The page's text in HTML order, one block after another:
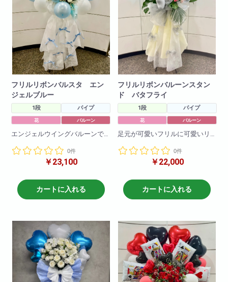
フリルリボンバルスタ エン
ジェルブルー
1段 パイプ
花 バルーン
エンジェルウイングバルーンで
足元が可愛いフリルに可愛いリ
ボンがついた商品です。
色の変更も可能です!
H190
0件
￥23,100
カートに入れる
フリルリボンバルーンスタン
ド バタフライ
1段 パイプ
花 バルーン
足元が可愛いフリルに可愛いリ
フリルや、お花、バルーンのお
色の変更も可能です!
バタフライバージョン！
H190
0件
￥22,000
カートに入れる